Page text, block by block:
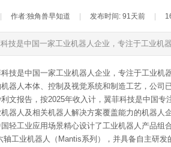
作者:独角兽早知道 发布时间: 91天前
技是中国一家工业机器人企业，专注于工业
技是中国一家工业机器人企业，专注于工业
器人本体、控制及视觉系统和制造工艺，公
文报告，按2025年收入计，翼菲科技是中国
器人及相关机器人解决方案覆盖能力的机器
轻工业应用场景精心设计了工业机器人产品
轴工业机器人（Mantis系列），并具备自主研